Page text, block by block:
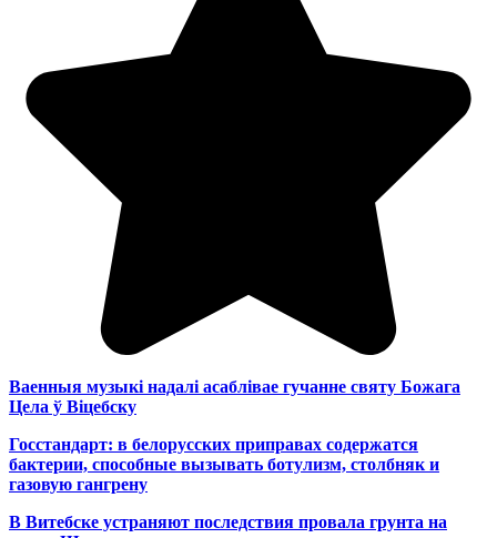
Ваенныя музыкі надалі асаблівае гучанне святу Божага
Цела ў Віцебску
Госстандарт: в белорусских приправах содержатся
бактерии, способные вызывать ботулизм, столбняк и
газовую гангрену
В Витебске устраняют последствия провала грунта на